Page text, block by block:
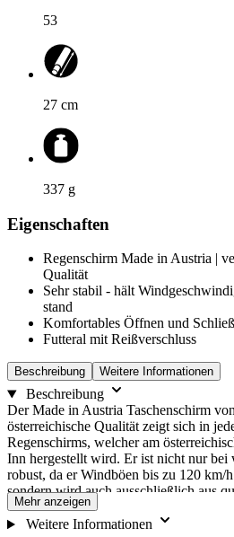
53
27 cm
337 g
Eigenschaften
Regenschirm Made in Austria |
Qualität
Sehr stabil - hält
stand
Komfortables Öffnen und
Futteral mit Reißverschluss
Beschreibung Weitere Informationen
Beschreibung
Der Made in Austria Taschenschirm
österreichische Qualität zeigt sich in
Regenschirms, welcher am
Inn hergestellt wird. Er ist nicht nur bei
robust, da er Windböen bis zu 120 km/
sondern wird auch ausschließlich aus
hergestellt, um eine lange Lebensdauer
garantieren zu können. Zudem sorgt die
Mehr anzeigen
Weitere Informationen